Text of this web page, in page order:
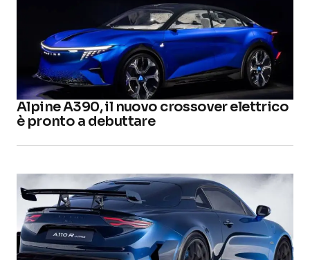
Alpine A390, il nuovo crossover elettrico
è pronto a debuttare